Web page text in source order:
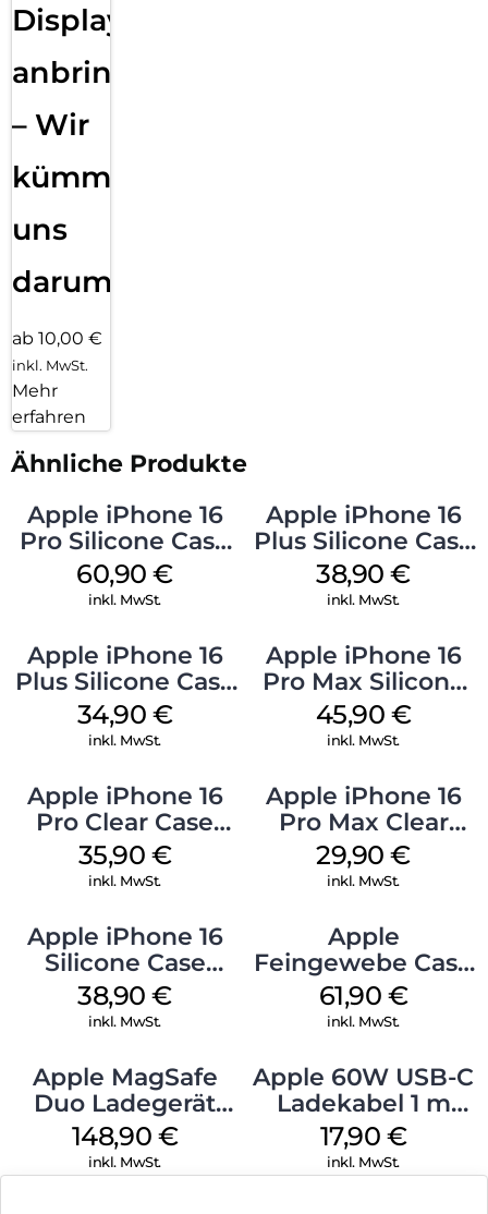
Displayfolie
anbringen
– Wir
kümmern
uns
darum!
ab 10,00 €
inkl. MwSt.
Mehr
erfahren
Ähnliche Produkte
Apple iPhone 16
Pro Silicone Case
MagSafe Stone
Gray
60,90€
inkl. MwSt.
Apple iPhone 16
Plus Silicone Case
MagSafe Denim
38,90€
inkl. MwSt.
Apple iPhone 16
Plus Silicone Case
MagSafe Lake
Green
34,90 €
inkl. MwSt.
Apple iPhone 16
Pro Max Silicone
Case MagSafe
Ultramarine
45,90 €
inkl. MwSt.
Apple iPhone 16
Pro Clear Case
MagSafe
Transparent
35,90 €
inkl. MwSt.
Apple iPhone 16
Pro Max Clear
Case MagSafe
Transparent
29,90€
inkl. MwSt.
Apple iPhone 16
Silicone Case
MagSafe
Ultramarine
38,90€
inkl. MwSt.
Apple
Feingewebe Case
iPhone 15 Pro
MagSafe Schwarz
61,90 €
inkl. MwSt.
Apple MagSafe
Duo Ladegerät
Weiß
148,90 €
inkl. MwSt.
Apple 60W USB-C
Ladekabel 1 m
Weiß
17,90 €
inkl. MwSt.